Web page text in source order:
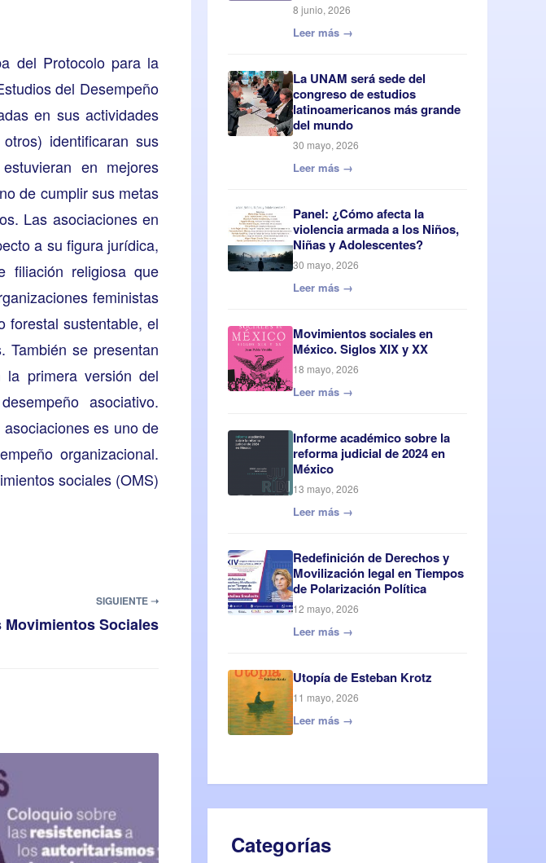
del Protocolo para la
del Desempeño
en sus actividades
identificaran sus
en mejores
de cumplir sus metas
Las asociaciones en
a su figura jurídica,
filiación religiosa que
feministas
forestal sustentable, el
También se presentan
la primera versión del
asociativo.
es uno de
organizacional.
sociales (OMS)
SIGUIENTE ➝
Sociales
8 junio, 2026
Leer más →
La UNAM será sede del
congreso de estudios
latinoamericanos más grande
del mundo
30 mayo, 2026
Leer más →
Panel: ¿Cómo afecta la
violencia armada a los Niños,
Niñas y Adolescentes?
30 mayo, 2026
Leer más →
Movimientos sociales en
México. Siglos XIX y XX
18 mayo, 2026
Leer más →
Informe académico sobre la
reforma judicial de 2024 en
México
13 mayo, 2026
Leer más →
Redefinición de Derechos y
Movilización legal en Tiempos
de Polarización Política
12 mayo, 2026
Leer más →
Utopía de Esteban Krotz
11 mayo, 2026
Leer más →
Categorías